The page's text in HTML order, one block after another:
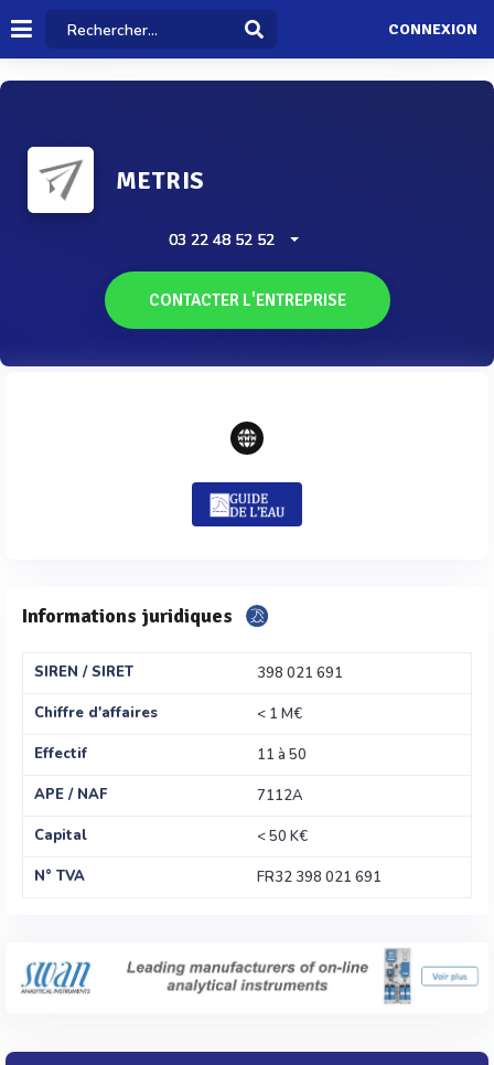
CONNEXION
METRIS
03 22 48 52 52
CONTACTER L'ENTREPRISE
Informations juridiques
SIREN / SIRET
398 021 691
Chiffre d'affaires
< 1 M€
Effectif
11 à 50
APE / NAF
7112A
Capital
< 50 K€
N° TVA
FR32 398 021 691